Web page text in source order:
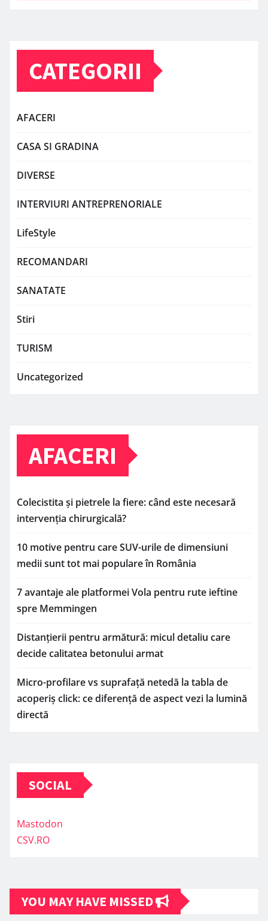
CATEGORII
AFACERI
CASA SI GRADINA
DIVERSE
INTERVIURI ANTREPRENORIALE
LifeStyle
RECOMANDARI
SANATATE
Stiri
TURISM
Uncategorized
AFACERI
Colecistita și pietrele la fiere: când este necesară
intervenția chirurgicală?
10 motive pentru care SUV-urile de dimensiuni
medii sunt tot mai populare în România
7 avantaje ale platformei Vola pentru rute ieftine
spre Memmingen
Distanțierii pentru armătură: micul detaliu care
decide calitatea betonului armat
Micro-profilare vs suprafață netedă la tabla de
acoperiș click: ce diferență de aspect vezi la lumină
directă
SOCIAL
Mastodon
CSV.RO
YOU MAY HAVE MISSED